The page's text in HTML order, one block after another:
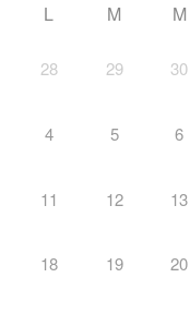
L M M
28 29 30
4 5 6
11 12 13
18 19 20